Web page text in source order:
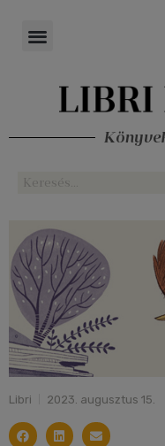
Libri 2023. augusztus 15.